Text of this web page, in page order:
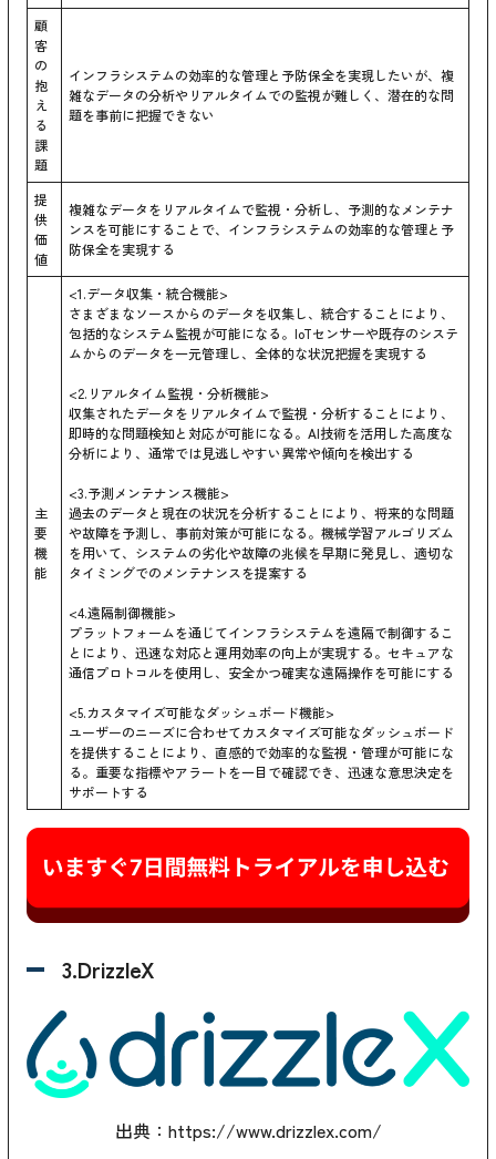
顧
客
の
抱
え
る
課
題
インフラシステムの効率的な管理と予防保全を実現したいが、複
雑なデータの分析やリアルタイムでの監視が難しく、潜在的な問
題を事前に把握できない
提
供
価
値
複雑なデータをリアルタイムで監視・分析し、予測的なメンテナ
ンスを可能にすることで、インフラシステムの効率的な管理と予
防保全を実現する
主
要
機
能
<1.データ収集・統合機能>
さまざまなソースからのデータを収集し、統合することにより、
包括的なシステム監視が可能になる。IoTセンサーや既存のシステ
ムからのデータを一元管理し、全体的な状況把握を実現する
<2.リアルタイム監視・分析機能>
収集されたデータをリアルタイムで監視・分析することにより、
即時的な問題検知と対応が可能になる。AI技術を活用した高度な
分析により、通常では見逃しやすい異常や傾向を検出する
<3.予測メンテナンス機能>
過去のデータと現在の状況を分析することにより、将来的な問題
や故障を予測し、事前対策が可能になる。機械学習アルゴリズム
を用いて、システムの劣化や故障の兆候を早期に発見し、適切な
タイミングでのメンテナンスを提案する
<4.遠隔制御機能>
プラットフォームを通じてインフラシステムを遠隔で制御するこ
とにより、迅速な対応と運用効率の向上が実現する。セキュアな
通信プロトコルを使用し、安全かつ確実な遠隔操作を可能にする
<5.カスタマイズ可能なダッシュボード機能>
ユーザーのニーズに合わせてカスタマイズ可能なダッシュボード
を提供することにより、直感的で効率的な監視・管理が可能にな
る。重要な指標やアラートを一目で確認でき、迅速な意思決定を
サポートする
3.DrizzleX
出典： https://www.drizzlex.com/